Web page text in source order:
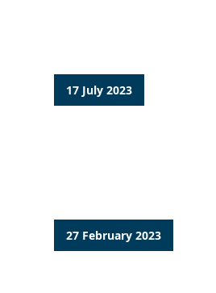
17 July 2023
27 February 2023